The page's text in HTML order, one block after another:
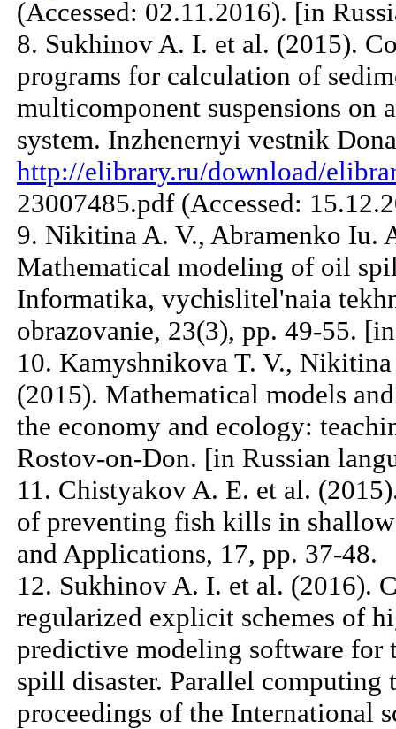
(Accessed: 02.11.2016). [in
8. Sukhinov A. I. et al. (2015).
programs for calculation of
multicomponent suspensions on
system. Inzhenernyi vestnik
http://elibrary.ru/download/
23007485.pdf (Accessed:
9. Nikitina A. V., Abramenko Iu.
Mathematical modeling of oil
Informatika, vychislitel'naia
obrazovanie, 23(3), pp. 49-55.
10. Kamyshnikova T. V.,
(2015). Mathematical models
the economy and ecology:
Rostov-on-Don. [in Russian
11. Chistyakov A. E. et al.
of preventing fish kills in
and Applications, 17, pp. 37-48.
12. Sukhinov A. I. et al. (2016).
regularized explicit schemes of
predictive modeling software for
spill disaster. Parallel computing
proceedings of the International